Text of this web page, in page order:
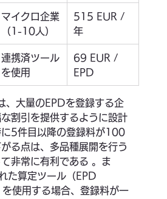
マイクロ企業
（1-10人）
515 EUR /
年
連携済ツール
を使用
69 EUR /
EPD
、大量のEPDを登録する企
割引を提供するように設計
に5件目以降の登録料が100
る点は、多品種展開を行う
非常に有利である 。ま
た算定ツール（EPD
使用する場合、登録料が一